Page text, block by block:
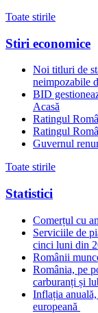
Toate stirile
Stiri economice
Noi titluri de
neimpozabile
BID
Acasă
Ratingul
Ratingul
Guvernul
Toate stirile
Statistici
Comerțul cu
Serviciile de
cinci luni din
Românii
România, pe
carburanți și
Inflația
europeană